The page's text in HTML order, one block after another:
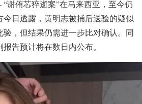
谢侑芯猝逝案”在马来西亚，至今仍
日透露，黄明志被捕后送验的疑似
，但结果仍需进一步比对确认。同
告预计将在数日内公布。